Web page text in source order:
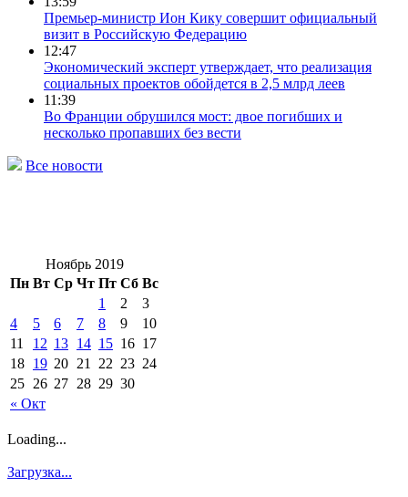
Премьер-министр Ион Кику совершит официальный
визит в Российскую Федерацию
12:47
Экономический эксперт утверждает, что реализация
социальных проектов обойдется в 2,5 млрд леев
11:39
Во Франции обрушился мост: двое погибших и
несколько пропавших без вести
Все новости
Ноябрь 2019
Пн Вт Ср Чт Пт Сб Вс
« Окт
1 2
3
4
5 6 7 8 9
10
11
12 13 14 15 16 17
18 19 20 21 22 23 24
25 26 27 28 29 30
Loading...
Загрузка...